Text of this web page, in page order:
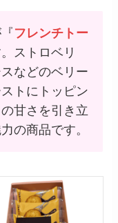
フレンチトー
ストロベリ
などのベリー
トにトッピン
甘さを引き立
の商品です。